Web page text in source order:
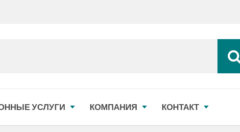
УСЛУГИ КОМПАНИЯ КОНТАКТ